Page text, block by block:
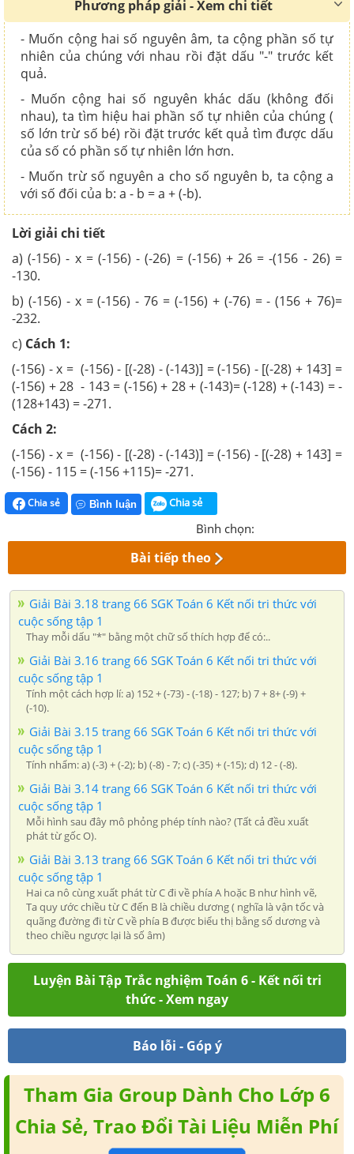
Phương pháp giải - Xem chi tiết
- Muốn cộng hai số nguyên âm, ta cộng phần số tự
nhiên của chúng với nhau rồi đặt dấu "-" trước kết
quả.
- Muốn cộng hai số nguyên khác dấu (không đối
nhau), ta tìm hiệu hai phần số tự nhiên của chúng (
số lớn trừ số bé) rồi đặt trước kết quả tìm được dấu
của số có phần số tự nhiên lớn hơn.
- Muốn trừ số nguyên a cho số nguyên b, ta cộng a
với số đối của b: a - b = a + (-b).
Lời giải chi tiết
a) (-156) - x = (-156) - (-26) = (-156) + 26 = -(156 - 26) =
-130.
b) (-156) - x = (-156) - 76 = (-156) + (-76) = - (156 + 76)=
-232.
c) Cách 1:
(-156) - x = (-156) - [(-28) - (-143)] = (-156) - [(-28) + 143] =
(-156) + 28 - 143 = (-156) + 28 + (-143)= (-128) + (-143) = -
(128+143) = -271.
Cách 2:
(-156) - x = (-156) - [(-28) - (-143)] = (-156) - [(-28) + 143] =
(-156) - 115 = (-156 +115)= -271.
Chia sẻ Bình luận Chia sẻ
Bình chọn:
Bài tiếp theo
Giải Bài 3.18 trang 66 SGK Toán 6 Kết nối tri thức với
cuộc sống tập 1
Thay mỗi dấu "*" bằng một chữ số thích hợp để có:..
Giải Bài 3.16 trang 66 SGK Toán 6 Kết nối tri thức với
cuộc sống tập 1
Tính một cách hợp lí: a) 152 + (-73) - (-18) - 127; b) 7 + 8+ (-9) +
(-10).
Giải Bài 3.15 trang 66 SGK Toán 6 Kết nối tri thức với
cuộc sống tập 1
Tính nhẩm: a) (-3) + (-2); b) (-8) - 7; c) (-35) + (-15); d) 12 - (-8).
Giải Bài 3.14 trang 66 SGK Toán 6 Kết nối tri thức với
cuộc sống tập 1
Mỗi hình sau đây mô phỏng phép tính nào? (Tất cả đều xuất
phát từ gốc O).
Giải Bài 3.13 trang 66 SGK Toán 6 Kết nối tri thức với
cuộc sống tập 1
Hai ca nô cùng xuất phát từ C đi về phía A hoặc B như hình vẽ,
Ta quy ước chiều từ C đến B là chiều dương ( nghĩa là vận tốc và
quãng đường đi từ C về phía B được biểu thị bằng số dương và
theo chiều ngược lại là số âm)
Luyện Bài Tập Trắc nghiệm Toán 6 - Kết nối tri
thức - Xem ngay
Báo lỗi - Góp ý
Tham Gia Group Dành Cho Lớp 6
Chia Sẻ, Trao Đổi Tài Liệu Miễn Phí